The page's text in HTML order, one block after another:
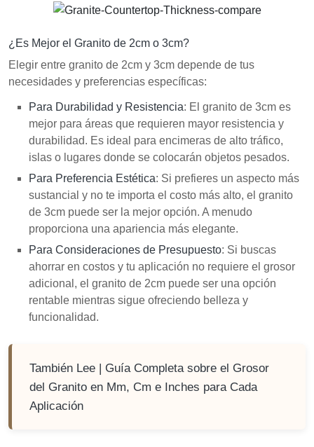
¿Es Mejor el Granito de 2cm o 3cm?
Elegir entre granito de 2cm y 3cm depende de tus
necesidades y preferencias específicas:
Para Durabilidad y Resistencia: El granito de 3cm es
mejor para áreas que requieren mayor resistencia y
durabilidad. Es ideal para encimeras de alto tráfico,
islas o lugares donde se colocarán objetos pesados.
Para Preferencia Estética: Si prefieres un aspecto más
sustancial y no te importa el costo más alto, el granito
de 3cm puede ser la mejor opción. A menudo
proporciona una apariencia más elegante.
Para Consideraciones de Presupuesto: Si buscas
ahorrar en costos y tu aplicación no requiere el grosor
adicional, el granito de 2cm puede ser una opción
rentable mientras sigue ofreciendo belleza y
funcionalidad.
También Lee | Guía Completa sobre el Grosor
del Granito en Mm, Cm e Inches para Cada
Aplicación